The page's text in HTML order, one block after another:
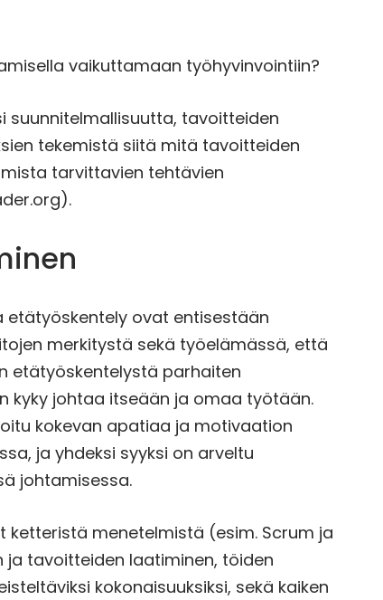
vaikuttamaan työhyvinvointiin?
suunnitelmallisuutta, tavoitteiden
tekemistä siitä mitä tavoitteiden
tarvittavien tehtävien
etätyöskentely ovat entisestään
merkitystä sekä työelämässä, että
etätyöskentelystä parhaiten
kyky johtaa itseään ja omaa työtään.
kokevan apatiaa ja motivaation
ja yhdeksi syyksi on arveltu
johtamisessa.
menetelmistä (esim. Scrum ja
tavoitteiden laatiminen, töiden
kokonaisuuksiksi, sekä kaiken